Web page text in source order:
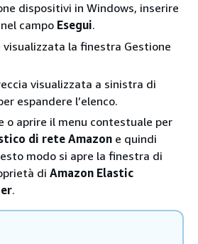
dispositivi in Windows, inserire
nel campo Esegui.
visualizzata la finestra Gestione
visualizzata a sinistra di
espandere l’elenco.
o aprire il menu contestuale per
di rete Amazon e quindi
modo si apre la finestra di
di Amazon Elastic
.